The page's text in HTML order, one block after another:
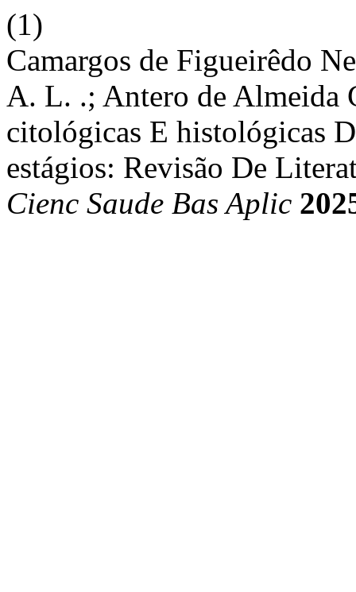
(1)
Camargos de Figueirêdo
A. L. .; Antero de Almeida
citológicas E histológicas
estágios: Revisão De
Cienc Saude Bas Aplic